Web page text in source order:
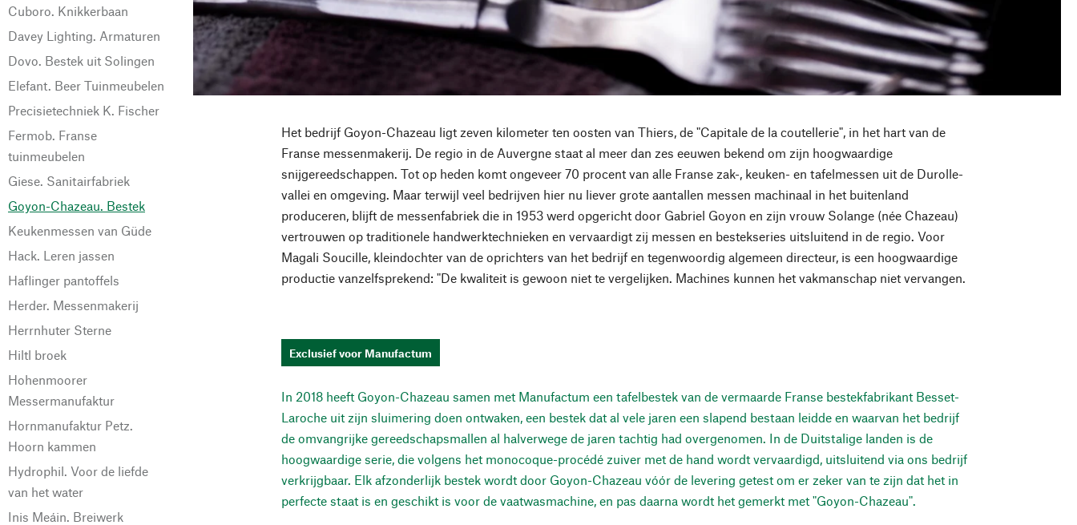
Cuboro. Knikkerbaan
Davey Lighting. Armaturen
Dovo. Bestek uit Solingen
Elefant. Beer Tuinmeubelen
Precisietechniek K. Fischer
Fermob. Franse
tuinmeubelen
Giese. Sanitairfabriek
Goyon-Chazeau. Bestek
Keukenmessen van Güde
Hack. Leren jassen
Haflinger pantoffels
Herder. Messenmakerij
Herrnhuter Sterne
Hiltl broek
Hohenmoorer
Messermanufaktur
Hornmanufaktur Petz.
Hoorn kammen
Hydrophil. Voor de liefde
van het water
Inis Meáin. Breiwerk
Het bedrijf Goyon-Chazeau ligt zeven kilometer ten oosten van Thiers, de "Capitale de la coutellerie", in het hart van de
Franse messenmakerij. De regio in de Auvergne staat al meer dan zes eeuwen bekend om zijn hoogwaardige
snijgereedschappen. Tot op heden komt ongeveer 70 procent van alle Franse zak-, keuken- en tafelmessen uit de Durolle-
vallei en omgeving. Maar terwijl veel bedrijven hier nu liever grote aantallen messen machinaal in het buitenland
produceren, blijft de messenfabriek die in 1953 werd opgericht door Gabriel Goyon en zijn vrouw Solange (née Chazeau)
vertrouwen op traditionele handwerktechnieken en vervaardigt zij messen en bestekseries uitsluitend in de regio. Voor
Magali Soucille, kleindochter van de oprichters van het bedrijf en tegenwoordig algemeen directeur, is een hoogwaardige
productie vanzelfsprekend: "De kwaliteit is gewoon niet te vergelijken. Machines kunnen het vakmanschap niet vervangen.
Exclusief voor Manufactum
In 2018 heeft Goyon-Chazeau samen met Manufactum een tafelbestek van de vermaarde Franse bestekfabrikant Besset-
Laroche uit zijn sluimering doen ontwaken, een bestek dat al vele jaren een slapend bestaan leidde en waarvan het bedrijf
de omvangrijke gereedschapsmallen al halverwege de jaren tachtig had overgenomen. In de Duitstalige landen is de
hoogwaardige serie, die volgens het monocoque-procédé zuiver met de hand wordt vervaardigd, uitsluitend via ons bedrijf
verkrijgbaar. Elk afzonderlijk bestek wordt door Goyon-Chazeau vóór de levering getest om er zeker van te zijn dat het in
perfecte staat is en geschikt is voor de vaatwasmachine, en pas daarna wordt het gemerkt met "Goyon-Chazeau".